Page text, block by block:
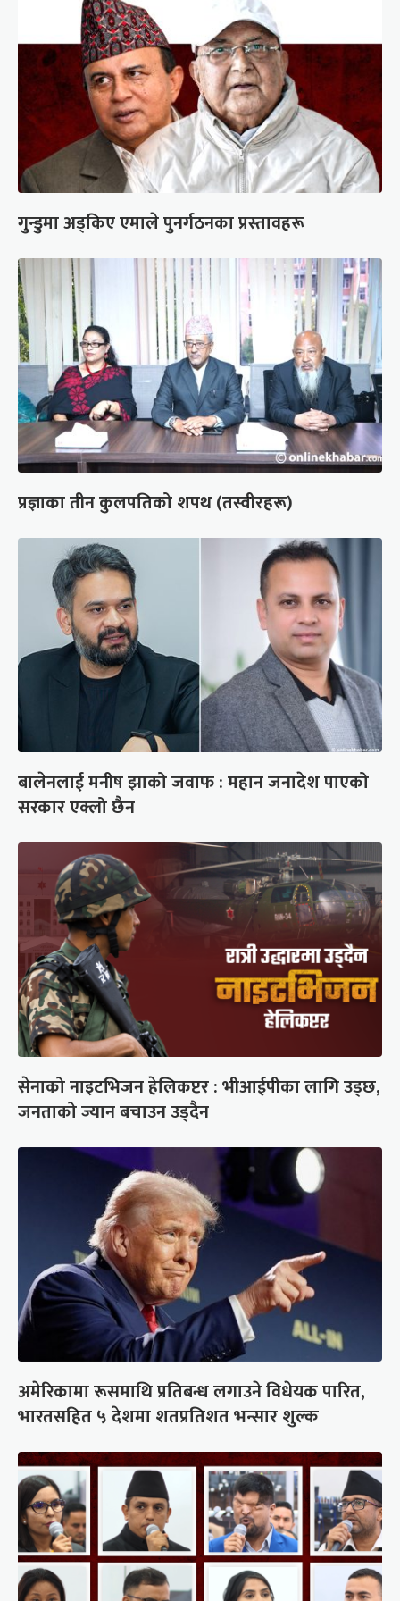
गुन्डुमा अड्किए एमाले पुनर्गठनका प्रस्तावहरू
प्रज्ञाका तीन कुलपतिको शपथ (तस्वीरहरू)
बालेनलाई मनीष झाको जवाफ : महान जनादेश पाएको
सरकार एक्लो छैन
सेनाको नाइटभिजन हेलिकप्टर : भीआईपीका लागि उड्छ,
जनताको ज्यान बचाउन उड्दैन
अमेरिकामा रूसमाथि प्रतिबन्ध लगाउने विधेयक पारित,
भारतसहित ५ देशमा शतप्रतिशत भन्सार शुल्क